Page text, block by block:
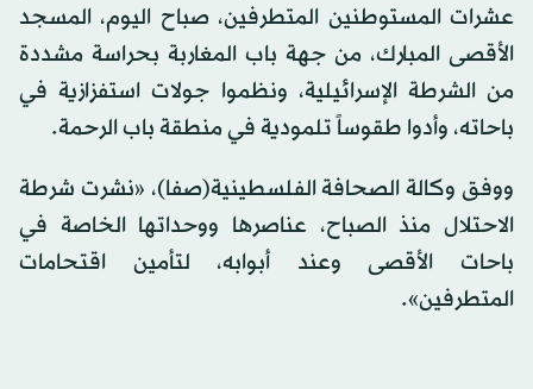
عشرات المستوطنين المتطرفين، صباح اليوم، المسجد
الأقصى المبارك، من جهة باب المغاربة بحراسة مشددة
من الشرطة الإسرائيلية، ونظموا جولات استفزازية في
باحاته، وأدوا طقوساً تلمودية في منطقة باب الرحمة.
ووفق وكالة الصحافة الفلسطينية(صفا)، «نشرت شرطة
الاحتلال منذ الصباح، عناصرها ووحداتها الخاصة في
باحات الأقصى وعند أبوابه، لتأمين اقتحامات
المتطرفين».